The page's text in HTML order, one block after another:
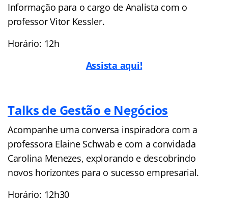
Informação para o cargo de Analista com o
professor Vitor Kessler.
Horário: 12h
Assista aqui!
Talks de Gestão e Negócios
Acompanhe uma conversa inspiradora com a
professora Elaine Schwab e com a convidada
Carolina Menezes, explorando e descobrindo
novos horizontes para o sucesso empresarial.
Horário: 12h30